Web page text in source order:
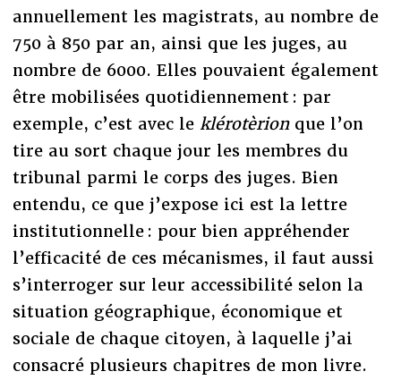
annuellement les magistrats, au nombre de
750 à 850 par an, ainsi que les juges, au
nombre de 6000. Elles pouvaient également
être mobilisées quotidiennement : par
exemple, c’est avec le klérotèrionque l’on
tire au sort chaque jour les membres du
tribunal parmi le corps des juges. Bien
entendu, ce que j’expose ici est la lettre
institutionnelle : pour bien appréhender
l’efficacité de ces mécanismes, il faut aussi
s’interroger sur leur accessibilité selon la
situation géographique, économique et
sociale de chaque citoyen, à laquelle j’ai
consacré plusieurs chapitres de mon livre.